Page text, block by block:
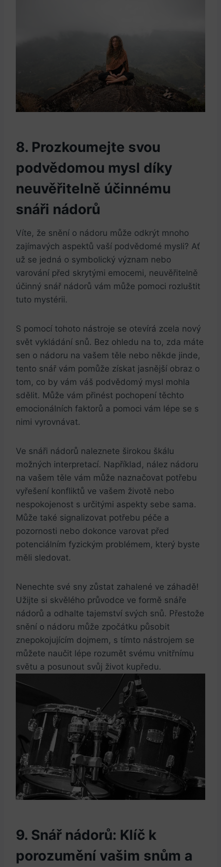
8. Prozkoumejte svou
podvědomou⁣ mysl díky⁣
neuvěřitelně‍ účinnému⁢
snáři ⁤nádorů
Víte, ‌že snění‌ o ​nádoru⁤ může odkrýt mnoho
zajímavých ⁢aspektů vaší ⁣podvědomé mysli?⁣ Ať
už se jedná o symbolický‍ význam nebo
varování ⁤před skrytými emocemi, neuvěřitelně ​
účinný snář nádorů vám může pomoci rozluštit
⁣tuto mystérii. ⁢
S ⁤pomocí tohoto ⁤nástroje se otevírá⁣ zcela‍ nový
svět vykládání snů. Bez ohledu na⁤ to, ⁢zda ‌máte
sen o nádoru​ na ‍vašem těle ⁤nebo někde jinde,
‌tento snář vám pomůže získat jasnější obraz o
tom, ⁢co by vám váš podvědomý mysl ⁢mohla
sdělit. Může ⁢vám přinést pochopení těchto⁤
emocionálních faktorů a⁤ pomoci vám lépe se s
nimi vyrovnávat.
Ve ​snáři nádorů naleznete širokou škálu
možných interpretací. ​Například, nález nádoru
na vašem těle vám může naznačovat⁢ potřebu
vyřešení konfliktů ‍ve vašem životě nebo
⁢nespokojenost s určitými aspekty ​sebe sama.‌
Může také⁢ signalizovat potřebu péče ⁤a
pozornosti nebo ‌dokonce varovat ⁤před
potenciálním fyzickým problémem, který byste
měli sledovat. ⁣
Nenechte ⁢své ⁣sny ⁣zůstat zahalené ‍ve záhadě!
Užijte​ si skvělého průvodce ve formě snáře
‌nádorů ​a odhalte tajemství​ svých snů. Přestože
snění o ⁤nádoru⁤ může zpočátku působit
⁣znepokojujícím dojmem, s tímto nástrojem⁣ se‌
můžete naučit⁤ lépe rozumět ⁢svému vnitřnímu
⁤světu a​ posunout‌ svůj život kupředu.
9. Snář nádorů: Klíč k
porozumění vašim snům a